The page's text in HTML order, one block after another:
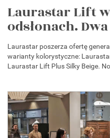
Laurastar Lift
odsłonach.
Laurastar poszerza ofertę
warianty kolorystyczne:
Laurastar Lift Plus Silky Beige.